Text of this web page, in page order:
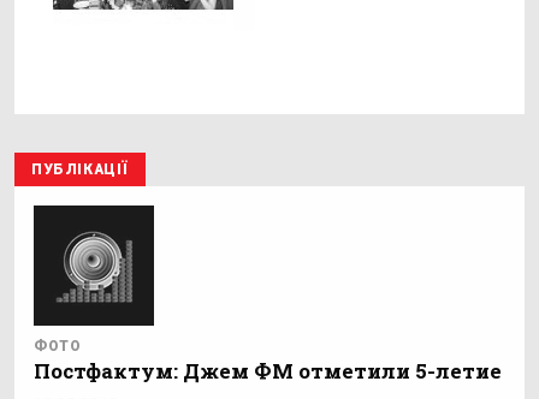
ПУБЛІКАЦІЇ
ФОТО
Постфактум: Джем ФМ отметили 5-летие